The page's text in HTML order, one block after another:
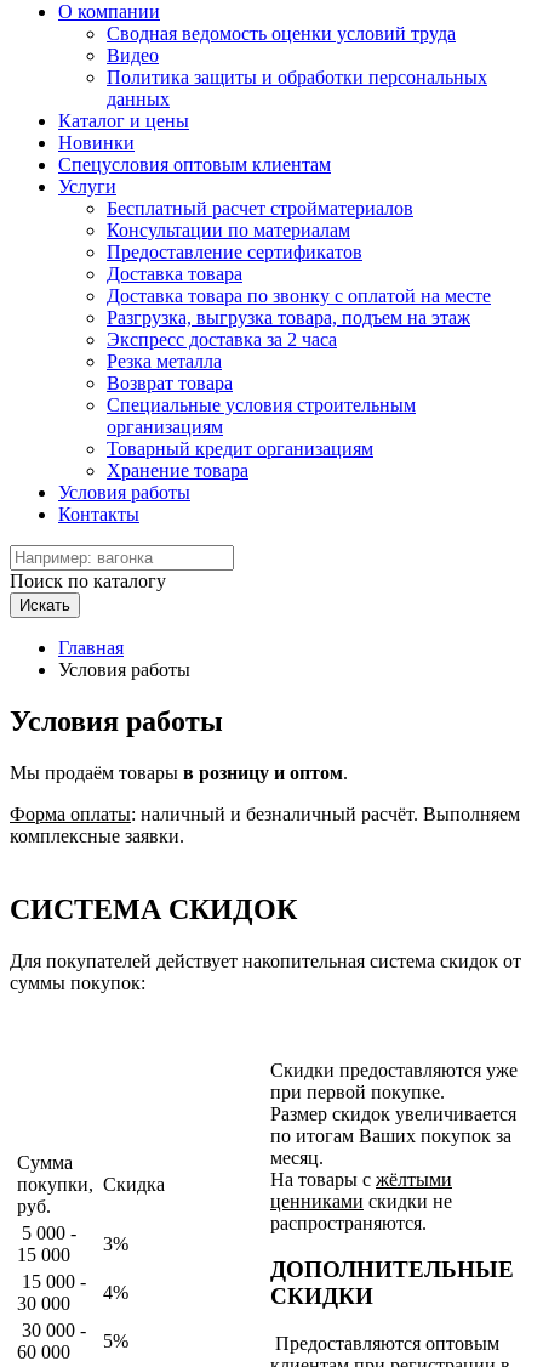
О компании
Сводная ведомость оценки условий труда
Видео
Политика защиты и обработки персональных
данных
Каталог и цены
Новинки
Спецусловия оптовым клиентам
Услуги
Бесплатный расчет стройматериалов
Консультации по материалам
Предоставление сертификатов
Доставка товара
Доставка товара по звонку с оплатой на месте
Разгрузка, выгрузка товара, подъем на этаж
Экспресс доставка за 2 часа
Резка металла
Возврат товара
Специальные условия строительным
организациям
Товарный кредит организациям
Хранение товара
Условия работы
Контакты
Поиск по каталогу
Искать
Главная
Условия работы
Условия работы
Мы продаём товары в розницу и оптом.
Форма оплаты: наличный и безналичный расчёт. Выполняем
комплексные заявки.
СИСТЕМА СКИДОК
Для покупателей действует накопительная система скидок от
суммы покупок:
Сумма
покупки,
руб.
Скидка
5 000 -
15 000
3%
15 000 -
30 000
4%
30 000 -
60 000
5%
Скидки предоставляются уже
при первой покупке.
Размер скидок увеличивается
по итогам Ваших покупок за
месяц.
На товары с жёлтыми
ценниками скидки не
распространяются.
ДОПОЛНИТЕЛЬНЫЕ
СКИДКИ
Предоставляются оптовым